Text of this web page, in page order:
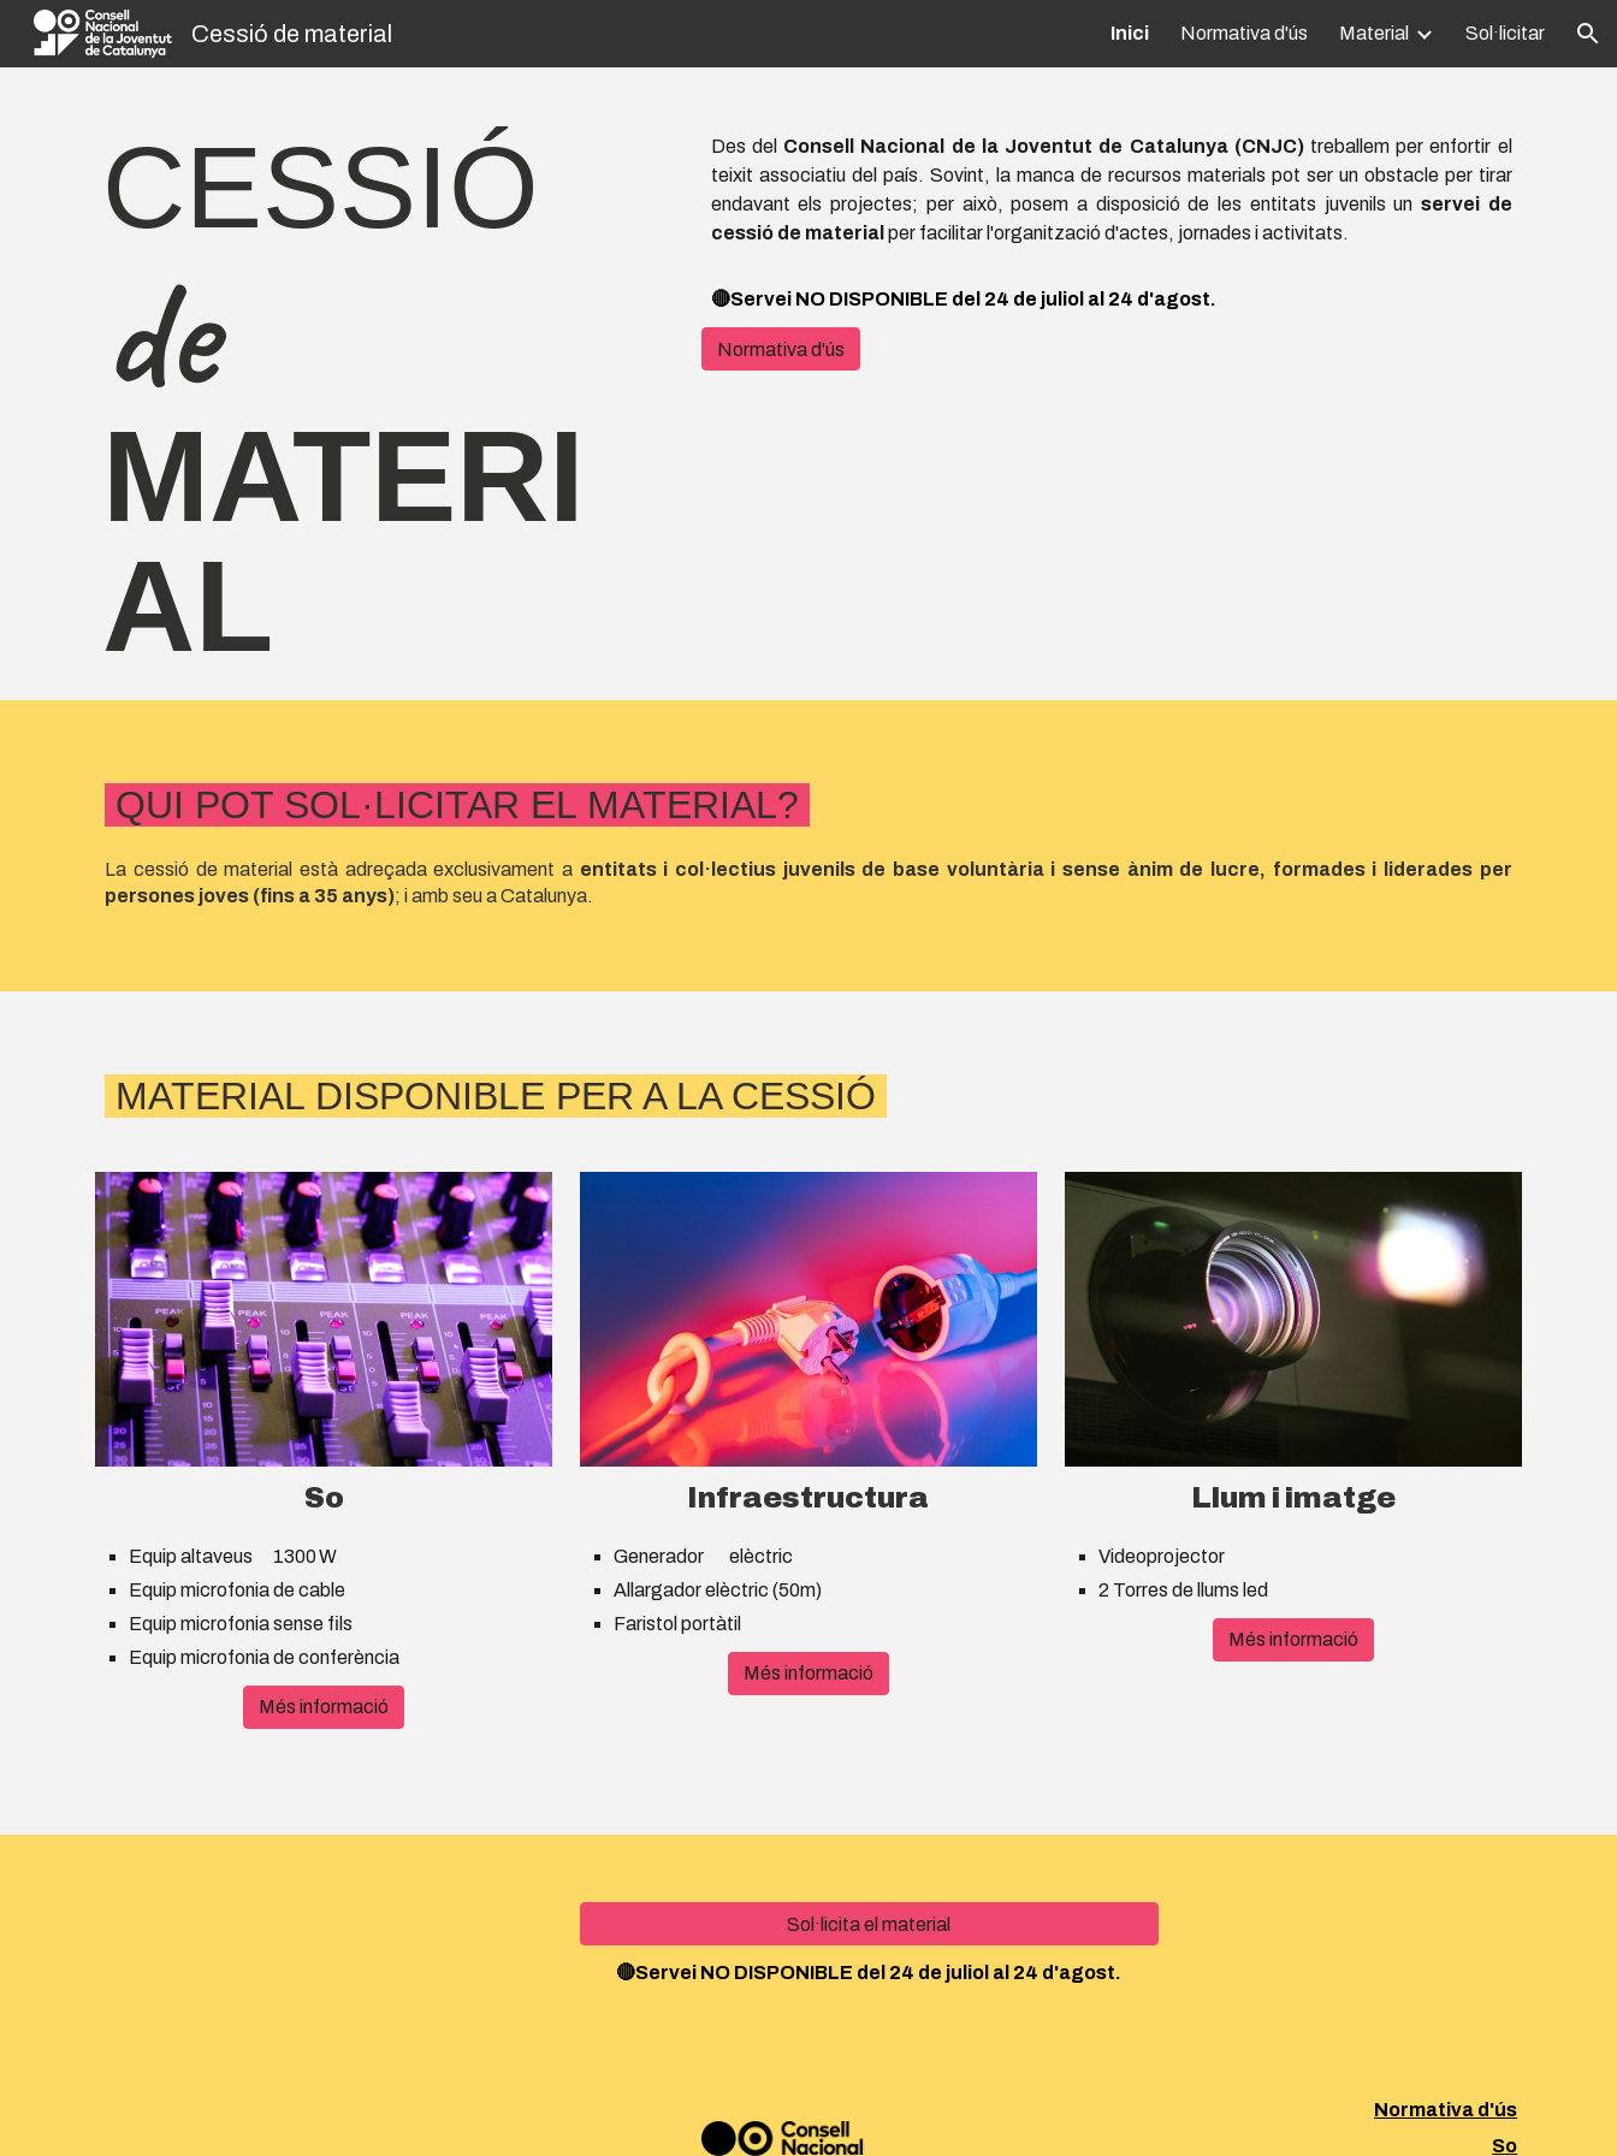
Cessió de material Inici Normativa d'ús Material Sol·licitar
CESSIÓ
de
MATERI
AL
Des del Consell Nacional de la Joventut de Catalunya (CNJC)treballem per enfortir el
teixit associatiu del país. Sovint, la manca de recursos materials pot ser un obstacle per tirar
endavant els projectes; per això, posem a disposició de les entitats juvenils un servei de
cessió de material per facilitar l'organització d'actes, jornades i activitats.
🔴Servei NO DISPONIBLE del 24 de juliol al 24 d'agost.
Normativa d'ús
QUI POT SOL·LICITAR EL MATERIAL?
La cessió de material està adreçada exclusivament a entitats i col·lectius juvenils de base voluntària i sense ànim de lucre, formades i liderades per
persones joves (fins a 35 anys); i amb seu a Catalunya.
MATERIAL DISPONIBLE PER A LA CESSIÓ
So
Equip altaveus
1300 W
Equip microfonia de cable
Equip microfonia sense fils
Equip microfonia de conferència
Més informació
Infraestructura
Generador
elèctric
Allargador elèctric (50m)
Faristol portàtil
Més informació
Llum i imatge
Videoprojector
2 Torres de llums led
Més informació
Sol·licita el material
🔴Servei NO DISPONIBLE del 24 de juliol al 24 d'agost.
Normativa d'ús
So